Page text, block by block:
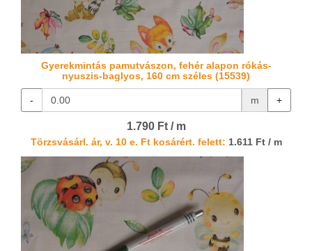
Gyerekmintás pamutvászon, fehér alapon rókás-
nyuszis-baglyos, 160 cm széles (15539)
- m +
1.790 Ft / m
Törzsvásárl. ár, v. 10 e. Ft kosárért. felett: 1.611 Ft / m